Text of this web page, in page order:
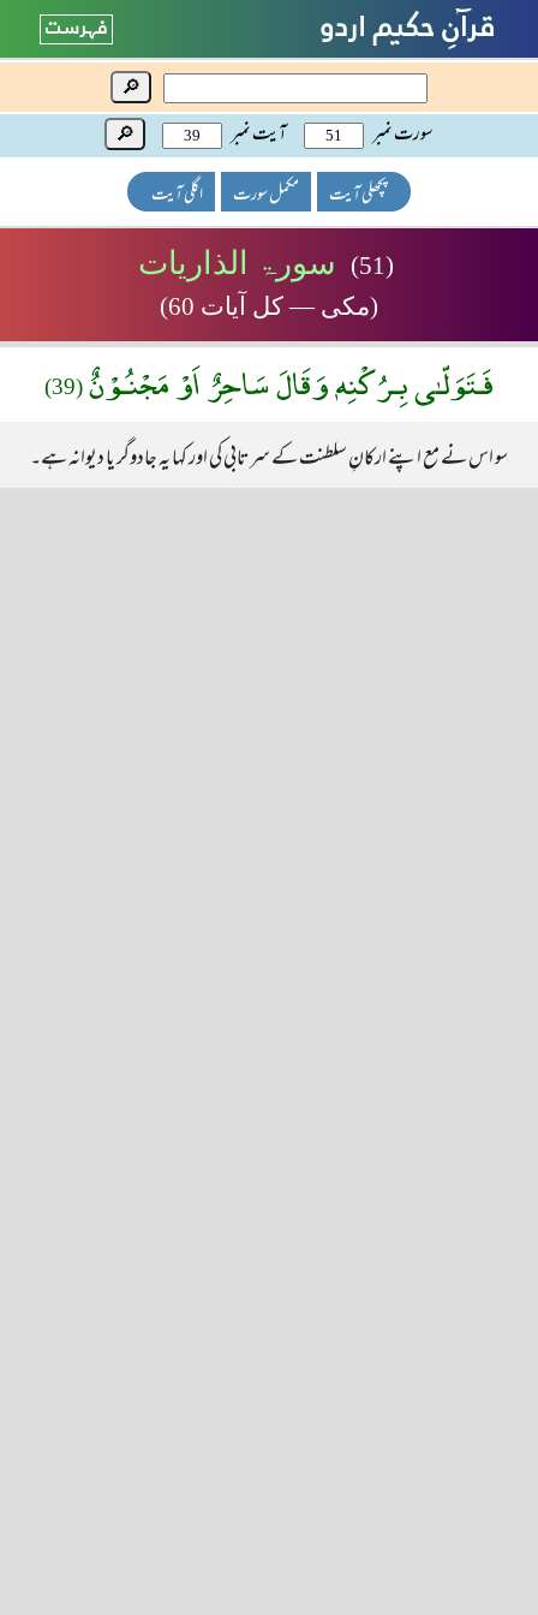
🔎
سورت نمبر آیت نمبر 🔎
پچھلی آیت مکمل سورت اگلی آیت
(51) سورۃ الذاریات
(مکی — کل آیات 60)
فَـتَوَلّـٰى بِـرُكْنِهٖ وَقَالَ سَاحِرٌ اَوْ مَجْنُـوْنٌ(39)
سو اس نے مع اپنے ارکانِ سلطنت کے سرتابی کی اور کہا یہ جادوگر یا دیوانہ ہے۔